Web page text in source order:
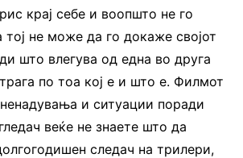
крај себе и воопшто не го
тој не може да го докаже својот
што влегува од една во друга
по тоа кој е и што е. Филмот
и ситуации поради
веќе не знаете што да
следач на трилери,